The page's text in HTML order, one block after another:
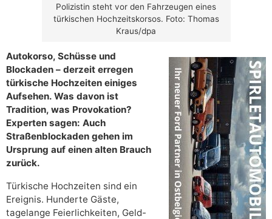
Polizistin steht vor den Fahrzeugen eines
türkischen Hochzeitskorsos. Foto: Thomas
Kraus/dpa
Autokorso, Schüsse und
Blockaden – derzeit erregen
türkische Hochzeiten einiges
Aufsehen. Was davon ist
Tradition, was Provokation?
Experten sagen: Auch
Straßenblockaden gehen im
Ursprung auf einen alten Brauch
zurück.
Türkische Hochzeiten sind ein
Ereignis. Hunderte Gäste,
tagelange Feierlichkeiten, Geld-